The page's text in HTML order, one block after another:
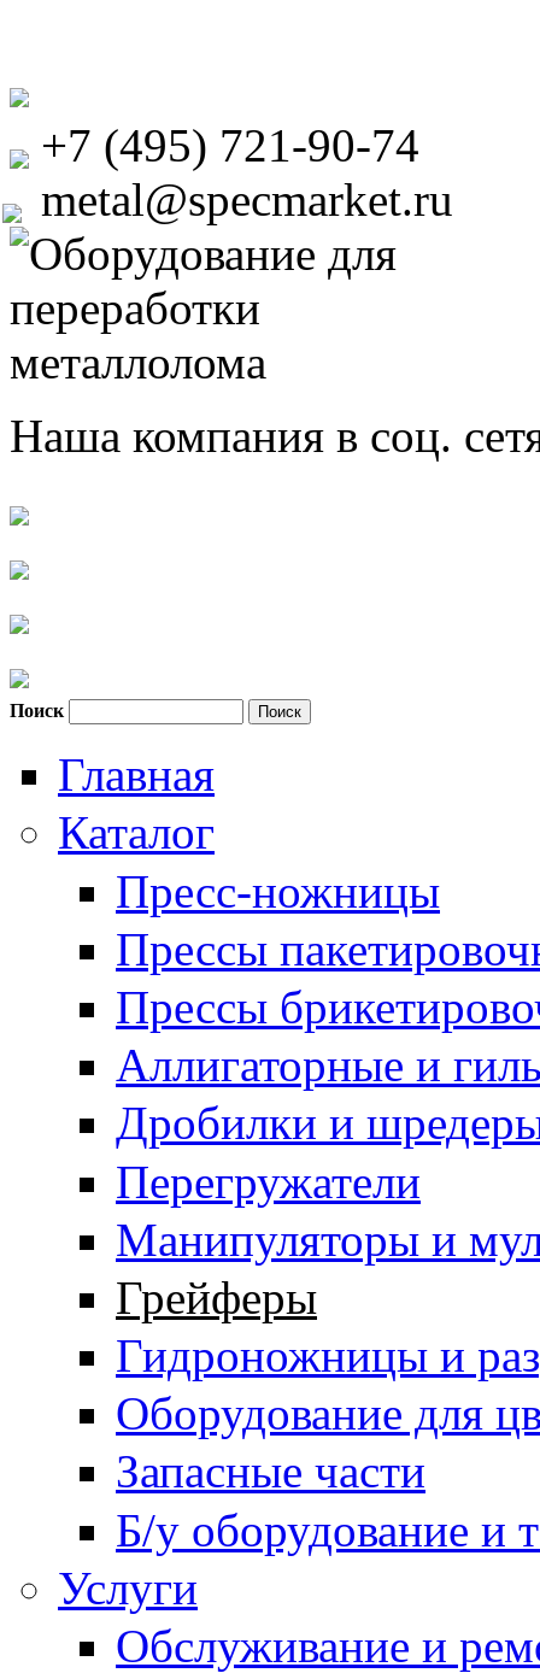
+7 (495) 721-90-74
metal@specmarket.ru
Наша компания в соц.
Поиск
Главная
Каталог
Пресс-ножницы
Прессы
Прессы
Аллигаторные и
Дробилки и
Перегружатели
Манипуляторы и
Грейферы
Гидроножницы и
Оборудование для
Запасные части
Б/у оборудование и
Услуги
Обслуживание и